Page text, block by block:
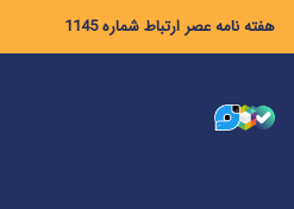
هفته نامه عصر ارتباط شماره 1145